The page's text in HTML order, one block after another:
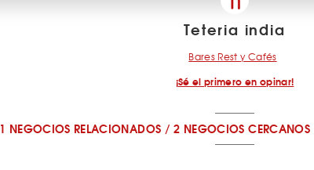
Teteria india
Bares Rest y Cafés
¡Sé el primero en opinar!
1 NEGOCIOS RELACIONADOS /2 NEGOCIOS CERCANOS